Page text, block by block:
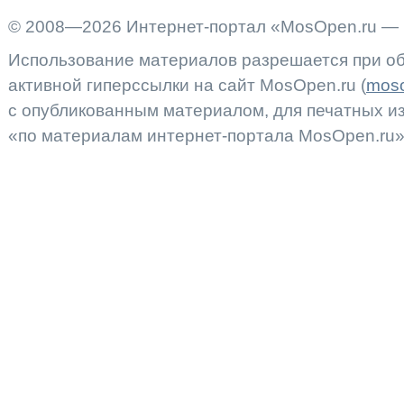
© 2008—2026 Интернет-портал «MosOpen.ru —
Использование материалов разрешается при
активной гиперссылки на сайт MosOpen.ru (
с опубликованным материалом, для печатных
«по материалам интернет-портала